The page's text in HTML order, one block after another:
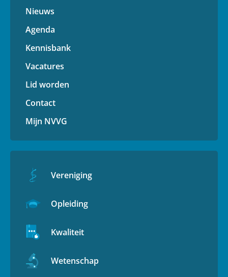
Nieuws
Agenda
Kennisbank
Vacatures
Lid worden
Contact
Mijn NVVG
Vereniging
Opleiding
Kwaliteit
Wetenschap